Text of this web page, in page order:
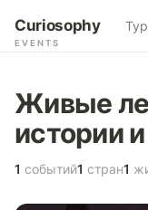
Curiosophy
EVENTS
Живые
истории
1 событий1 стран1